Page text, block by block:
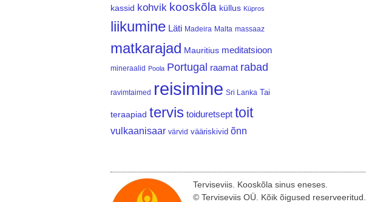
kassid kohvik kooskõla küllus Küpros
liikumine Läti Madeira Malta massaaz
matkarajad Mauritius meditatsioon
mineraalid Poola Portugal raamat rabad
ravimtaimed reisimine Sri Lanka Tai
teraapiad tervis toiduretsept toit
vulkaanisaar värvid vääriskivid õnn
Terviseviis. Kooskõla sinus eneses.
© Terviseviis OÜ. Kõik õigused reserveeritud.